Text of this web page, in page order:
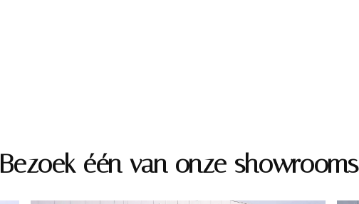
Bezoek één van onze showrooms